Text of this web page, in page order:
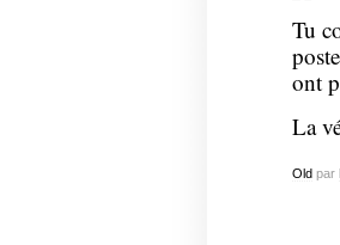
Tu
ont
La
Oldpar